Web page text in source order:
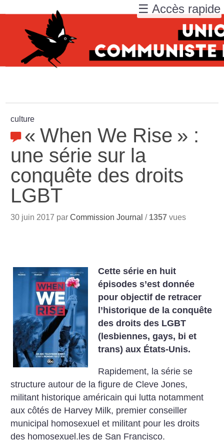
culture
« When We Rise » :
une série sur la
conquête des droits
LGBT
30 juin 2017 parCommission Journal / 1357 vues
Cette série en huit
épisodes s’est donnée
pour objectif de retracer
l’historique de la conquête
des droits des LGBT
(lesbiennes, gays, bi et
trans) aux États-Unis.
Rapidement, la série se
structure autour de la figure de Cleve Jones,
militant historique américain qui lutta notamment
aux côtés de Harvey Milk, premier conseiller
municipal homosexuel et militant pour les droits
des homosexuel.les de San Francisco.
☰ Accès rapide